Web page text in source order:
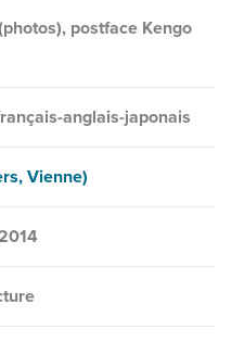
postface Kengo
anglais-japonais
Vienne)